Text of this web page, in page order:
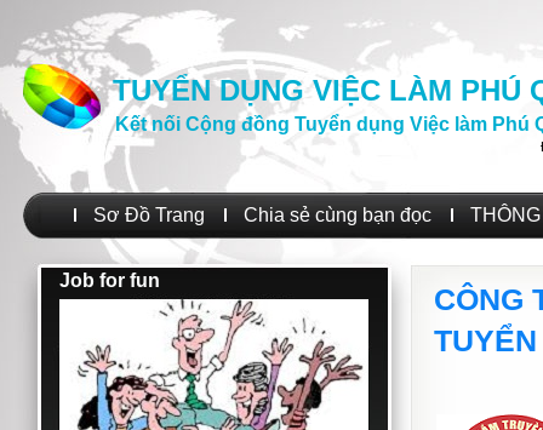
TUYỂN DỤNG VIỆC LÀM PHÚ
Kết nối Cộng đồng Tuyển dụng Việc làm Phú
Sơ Đồ Trang Chia sẻ cùng bạn đọc
Job for fun
CÔNG